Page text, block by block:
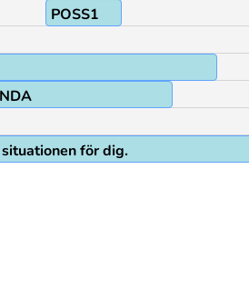
POSS1
situationen för dig.